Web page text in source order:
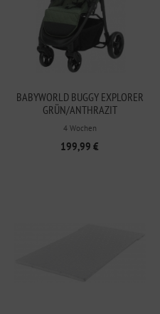
BABYWORLD BUGGY EXPLORER
GRÜN/ANTHRAZIT
4 Wochen
199,99 €